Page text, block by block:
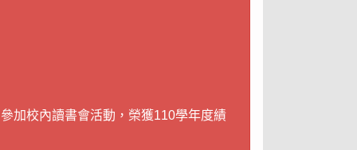
加校內讀書會活動，榮獲110學年度績